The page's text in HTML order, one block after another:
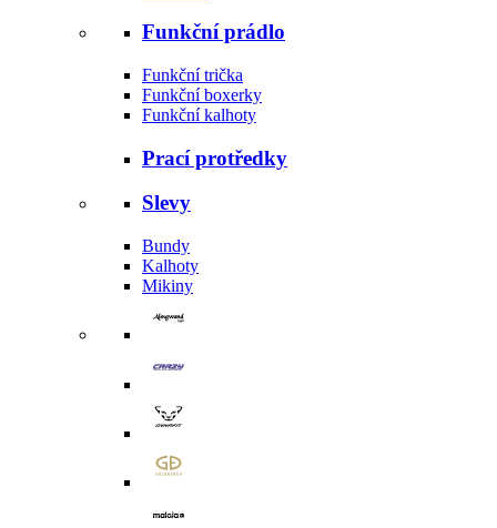
Funkční prádlo
Funkční trička
Funkční boxerky
Funkční kalhoty
Prací protředky
Slevy
Bundy
Kalhoty
Mikiny